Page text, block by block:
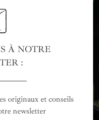
À NOTRE
:
originaux et conseils
newsletter